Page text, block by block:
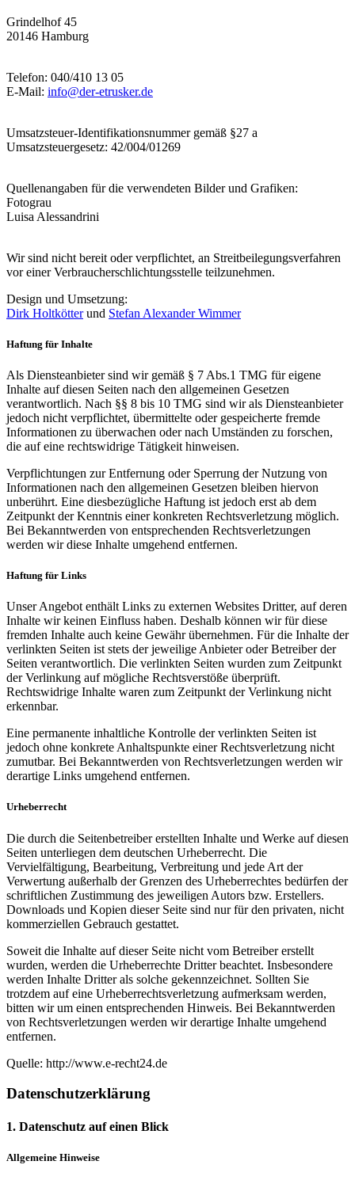
Grindelhof 45
20146 Hamburg
Telefon: 040/410 13 05
E-Mail: info@der-etrusker.de
Umsatzsteuer-Identifikationsnummer gemäß §27 a
Umsatzsteuergesetz: 42/004/01269
Quellenangaben für die verwendeten Bilder und Grafiken:
Fotograu
Luisa Alessandrini
Wir sind nicht bereit oder verpflichtet, an Streitbeilegungsverfahren
vor einer Verbraucherschlichtungsstelle teilzunehmen.
Design und Umsetzung:
Dirk Holtkötterund Stefan Alexander Wimmer
Haftung für Inhalte
Als Diensteanbieter sind wir gemäß § 7 Abs.1 TMG für eigene
Inhalte auf diesen Seiten nach den allgemeinen Gesetzen
verantwortlich. Nach §§ 8 bis 10 TMG sind wir als Diensteanbieter
jedoch nicht verpflichtet, übermittelte oder gespeicherte fremde
Informationen zu überwachen oder nach Umständen zu forschen,
die auf eine rechtswidrige Tätigkeit hinweisen.
Verpflichtungen zur Entfernung oder Sperrung der Nutzung von
Informationen nach den allgemeinen Gesetzen bleiben hiervon
unberührt. Eine diesbezügliche Haftung ist jedoch erst ab dem
Zeitpunkt der Kenntnis einer konkreten Rechtsverletzung möglich.
Bei Bekanntwerden von entsprechenden Rechtsverletzungen
werden wir diese Inhalte umgehend entfernen.
Haftung für Links
Unser Angebot enthält Links zu externen Websites Dritter, auf deren
Inhalte wir keinen Einfluss haben. Deshalb können wir für diese
fremden Inhalte auch keine Gewähr übernehmen. Für die Inhalte der
verlinkten Seiten ist stets der jeweilige Anbieter oder Betreiber der
Seiten verantwortlich. Die verlinkten Seiten wurden zum Zeitpunkt
der Verlinkung auf mögliche Rechtsverstöße überprüft.
Rechtswidrige Inhalte waren zum Zeitpunkt der Verlinkung nicht
erkennbar.
Eine permanente inhaltliche Kontrolle der verlinkten Seiten ist
jedoch ohne konkrete Anhaltspunkte einer Rechtsverletzung nicht
zumutbar. Bei Bekanntwerden von Rechtsverletzungen werden wir
derartige Links umgehend entfernen.
Urheberrecht
Die durch die Seitenbetreiber erstellten Inhalte und Werke auf diesen
Seiten unterliegen dem deutschen Urheberrecht. Die
Vervielfältigung, Bearbeitung, Verbreitung und jede Art der
Verwertung außerhalb der Grenzen des Urheberrechtes bedürfen der
schriftlichen Zustimmung des jeweiligen Autors bzw. Erstellers.
Downloads und Kopien dieser Seite sind nur für den privaten, nicht
kommerziellen Gebrauch gestattet.
Soweit die Inhalte auf dieser Seite nicht vom Betreiber erstellt
wurden, werden die Urheberrechte Dritter beachtet. Insbesondere
werden Inhalte Dritter als solche gekennzeichnet. Sollten Sie
trotzdem auf eine Urheberrechtsverletzung aufmerksam werden,
bitten wir um einen entsprechenden Hinweis. Bei Bekanntwerden
von Rechtsverletzungen werden wir derartige Inhalte umgehend
entfernen.
Quelle: http://www.e-recht24.de
Datenschutzerklärung
1. Datenschutz auf einen Blick
Allgemeine Hinweise